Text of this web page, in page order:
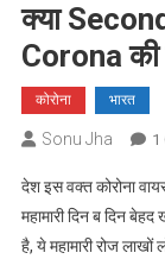
क्या
Corona की
कोरोना भारत
Sonu Jha 1
देश इस वक्त कोरोना
महामारी दिन ब दिन
है, ये महामारी रोज